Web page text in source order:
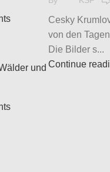
Cesky
von den
Die Bilder s...
Continue
und